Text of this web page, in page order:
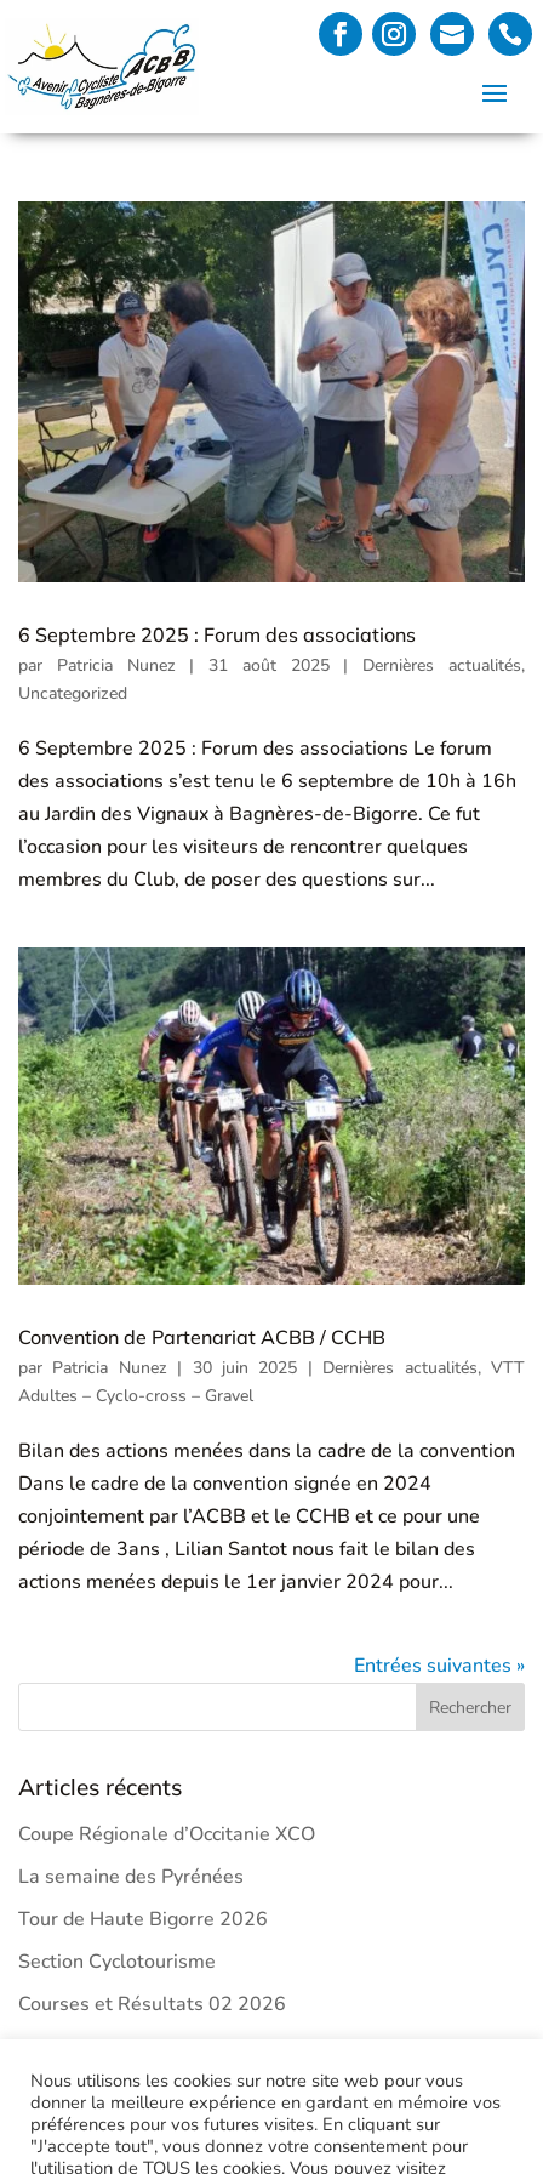
6 Septembre 2025 : Forum des associations
par Patricia Nunez |31 août 2025| Dernières actualités,
Uncategorized
6 Septembre 2025 : Forum des associations Le forum
des associations s’est tenu le 6 septembre de 10h à 16h
au Jardin des Vignaux à Bagnères-de-Bigorre. Ce fut
l’occasion pour les visiteurs de rencontrer quelques
membres du Club, de poser des questions sur...
Convention de Partenariat ACBB / CCHB
par Patricia Nunez | 30 juin 2025 | Dernières actualités,VTT
Adultes – Cyclo-cross – Gravel
Bilan des actions menées dans la cadre de la convention
Dans le cadre de la convention signée en 2024
conjointement par l’ACBB et le CCHB et ce pour une
période de 3ans , Lilian Santot nous fait le bilan des
actions menées depuis le 1er janvier 2024 pour...
Entrées suivantes »
Articles récents
Coupe Régionale d’Occitanie XCO
La semaine des Pyrénées
Tour de Haute Bigorre 2026
Section Cyclotourisme
Courses et Résultats 02 2026
Commentaires récents
Nous utilisons les cookies sur notre site web pour vous
donner la meilleure expérience en gardant en mémoire vos
préférences pour vos futures visites. En cliquant sur
"J'accepte tout", vous donnez votre consentement pour
l'utilisation de TOUS les cookies. Vous pouvez visitez